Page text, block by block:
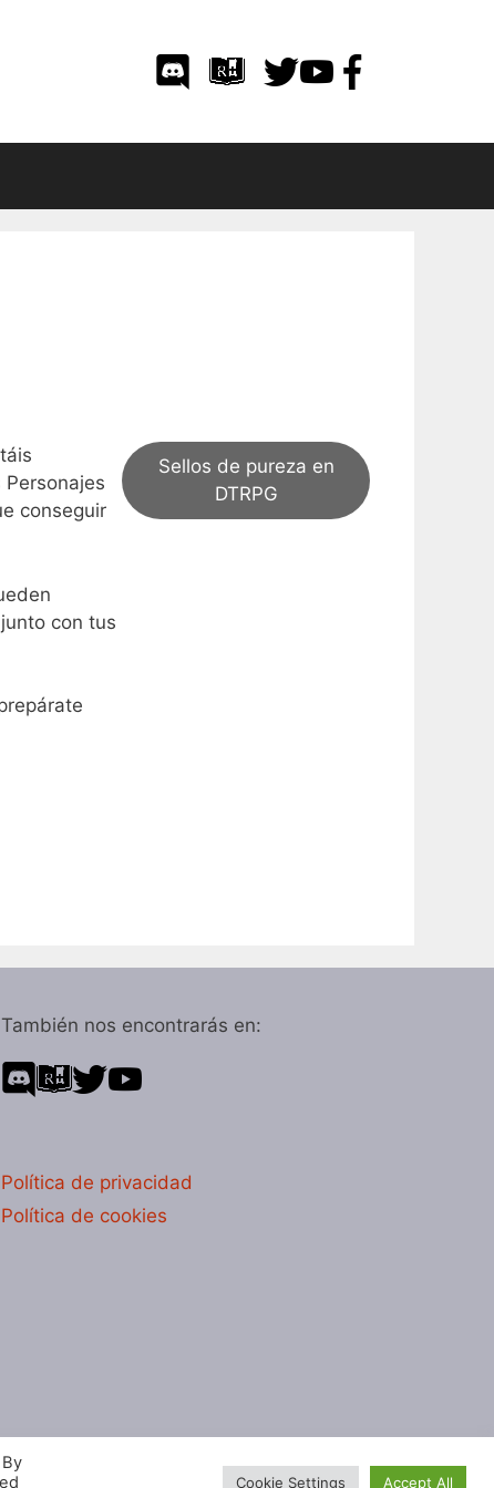
conseguir
con tus
Sellos de pureza en
DTRPG
También nos encontrarás en:
Política de privacidad
Política de cookies
Cookie Settings Accept All